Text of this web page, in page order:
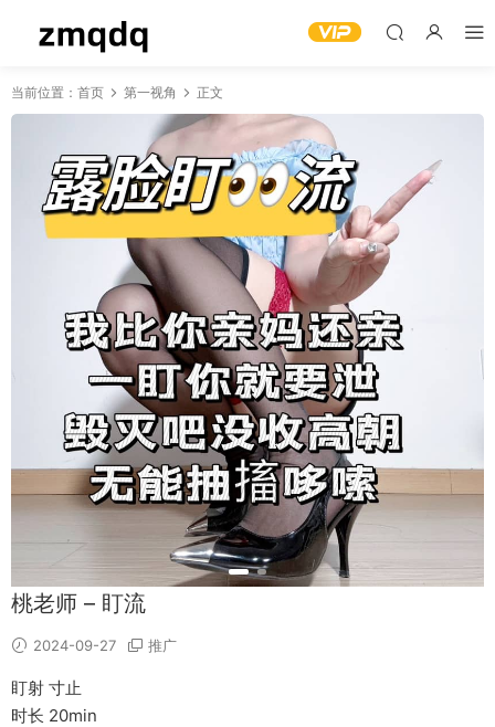
当前位置： 首页 第一视角 正文
桃老师 – 盯流
2024-09-27 推广
盯射 寸止
时长 20min